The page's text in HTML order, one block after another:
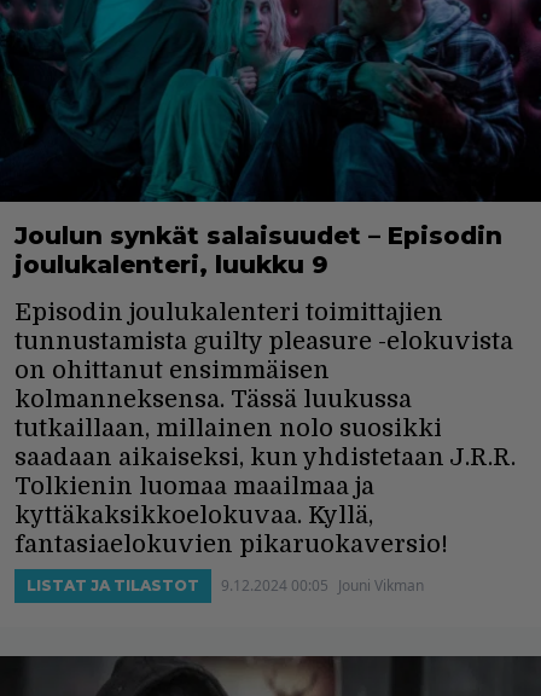
Joulun synkät salaisuudet – Episodin
joulukalenteri, luukku 9
Episodin joulukalenteri toimittajien
tunnustamista guilty pleasure -elokuvista
on ohittanut ensimmäisen
kolmanneksensa. Tässä luukussa
tutkaillaan, millainen nolo suosikki
saadaan aikaiseksi, kun yhdistetaan J.R.R.
Tolkienin luomaa maailmaa ja
kyttäkaksikkoelokuvaa. Kyllä,
fantasiaelokuvien pikaruokaversio!
LISTAT JA TILASTOT 9.12.2024 00:05 Jouni Vikman